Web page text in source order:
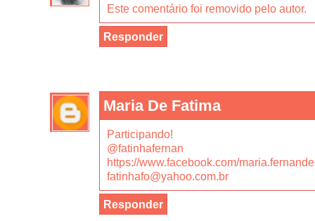
Este comentário foi removido pelo autor.
Responder
Maria De Fatima
Participando!
@fatinhafernan
https://www.facebook.com/
fatinhafo@yahoo.com.br
Responder